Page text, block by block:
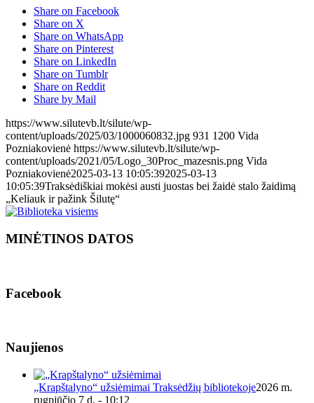
Share on Facebook
Share on X
Share on WhatsApp
Share on Pinterest
Share on LinkedIn
Share on Tumblr
Share on Reddit
Share by Mail
https://www.silutevb.lt/silute/wp-
content/uploads/2025/03/1000060832.jpg 931 1200 Vida
Pozniakovienė https://www.silutevb.lt/silute/wp-
content/uploads/2021/05/Logo_30Proc_mazesnis.png Vida
Pozniakovienė2025-03-13 10:05:392025-03-13
10:05:39Traksėdiškiai mokėsi austi juostas bei žaidė stalo žaidimą
„Keliauk ir pažink Šilutę“
MINĖTINOS DATOS
Facebook
Naujienos
„Krapštalyno“ užsiėmimai Traksėdžių bibliotekoje2026 m.
rugpjūčio 7 d. - 10:12